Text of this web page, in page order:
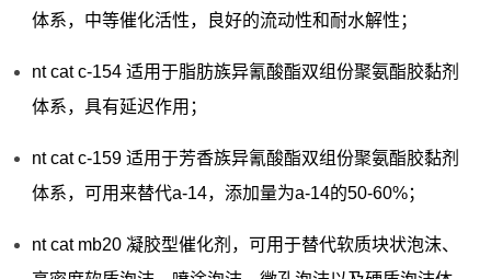
体系，中等催化活性，良好的流动性和耐水解性；
nt cat c-154 适用于脂肪族异氰酸酯双组份聚氨酯胶黏剂
体系，具有延迟作用；
nt cat c-159 适用于芳香族异氰酸酯双组份聚氨酯胶黏剂
体系，可用来替代a-14，添加量为a-14的50-60%；
nt cat mb20 凝胶型催化剂，可用于替代软质块状泡沫、